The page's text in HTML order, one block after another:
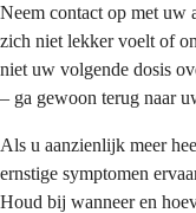
Neem contact op met uw
zich niet lekker voelt of
niet uw volgende dosis
– ga gewoon terug naar
Als u aanzienlijk meer
ernstige symptomen
Houd bij wanneer en